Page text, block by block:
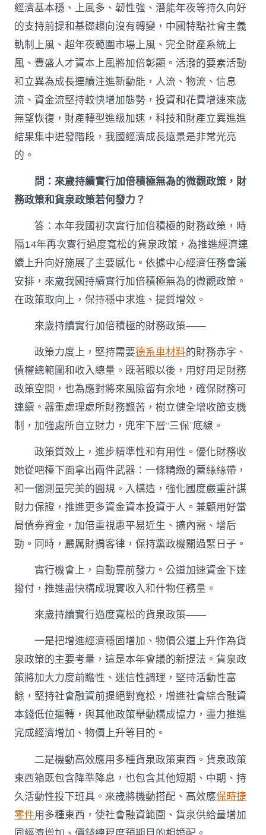
經濟基本穩、上風多、韌性強、潛能年夜等持久向好
的支持前提和基礎趨向沒有轉變，中國特點社會主義
軌制上風、超年夜範圍市場上風、完全財產系統上
風、豐盛人才資本上風將加倍彰顯。活潑的要素活動
和立異為成長連續注進新動能，人流、物流、信息
流、資金流堅持較快增加態勢，投資和花費增速來歲
無望恢復，財產轉型進級加速，科技和財產立異進進
結果集中迸發階段，我國經濟成長遠景是非常光亮
的。
問：來歲持續實行加倍積極無為的微觀政策，財
務政策和貨泉政策若何發力？
答：本年我國初次實行加倍積極的財務政策，時
隔14年再次實行過度寬松的貨泉政策，為推進經濟連
續上升向好施展了主要感化。依據中心經濟任務會議
安排，來歲我國持續實行加倍積極無為的微觀政策。
在政策取向上，保持穩中求進、提質增效。
來歲持續實行加倍積極的財務政策——
政策力度上，堅持需要德系車材料的財務赤字、
債權總範圍和收入總量。既著眼以後，用好用足財務
政策空間，也為應對將來風險留有余地，確保財務可
連續。器重處理處所財務艱苦，樹立健全增收節支機
制，加強處所自立財力，兜牢下層“三保”底線。
政策質效上，進步精準性和有用性。優化財務收
她從吧檯下面拿出兩件武器：一條精緻的蕾絲絲帶，
和一個測量完美的圓規。入構造，強化國度嚴重計謀
財力保證，推進更多資金資本投資于人。兼顧用好當
局債券資金，加倍重視惠平易近生、擴內需、增后
勁。同時，嚴厲財掮客律，保持黨政機關過緊日子。
實行機會上，自動靠前發力。公道加速資金下達
撥付，推進盡快構成現實收入和什物任務量。
來歲持續實行過度寬松的貨泉政策——
一是把增進經濟穩固增加、物價公道上升作為貨
泉政策的主要考量，這是本年會議的新提法。貨泉政
策將加大力度前瞻性、迷信性調理，堅持活動性富
餘，堅持社會融資前提絕對寬松，增進社會綜合融資
本錢低位運轉，與其他政策舉動構成協力，盡力推進
完成經濟增加、物價上升等目的。
二是機動高效應用多種貨泉政策東西。貨泉政策
東西箱既包含降準降息，也包含其他短期、中期、持
久活動性投下班具。來歲將機動搭配、高效應保時捷
零件用多種東西，使社會融資範圍、貨泉供給量增加